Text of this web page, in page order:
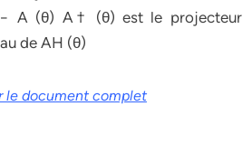
A (θ) A† (θ) est le projecteur
de AH (θ)
le document complet